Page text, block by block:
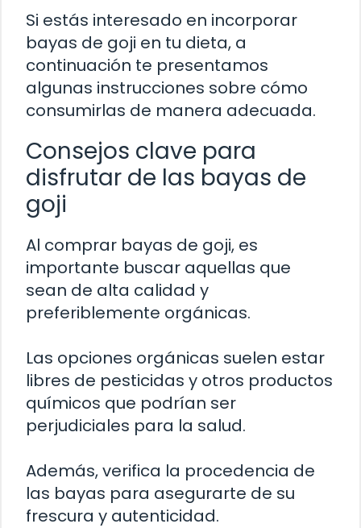
Si estás interesado en incorporar
bayas de goji en tu dieta, a
continuación te presentamos
algunas instrucciones sobre cómo
consumirlas de manera adecuada.
Consejos clave para
disfrutar de las bayas de
goji
Al comprar bayas de goji, es
importante buscar aquellas que
sean de alta calidad y
preferiblemente orgánicas.
Las opciones orgánicas suelen estar
libres de pesticidas y otros productos
químicos que podrían ser
perjudiciales para la salud.
Además, verifica la procedencia de
las bayas para asegurarte de su
frescura y autenticidad.